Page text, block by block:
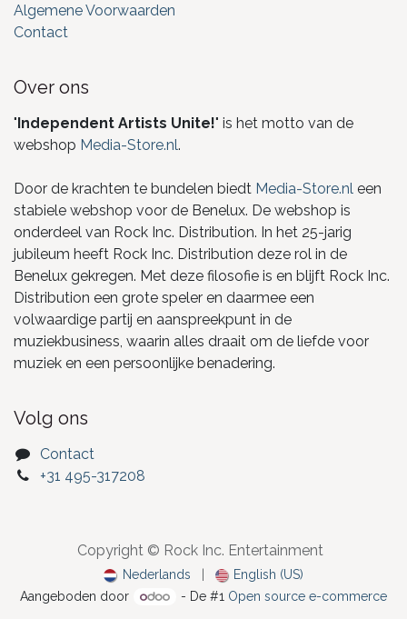
Algemene Voorwaarden
Contact
Over ons
"Independent Artists Unite!" is het motto van de
webshop Media-Store.nl.
Door de krachten te bundelen biedt Media-Store.nl een
stabiele webshop voor de Benelux. De webshop is
onderdeel van Rock Inc. Distribution. In het 25-jarig
jubileum heeft Rock Inc. Distribution deze rol in de
Benelux gekregen. Met deze filosofie is en blijft Rock Inc.
Distribution een grote speler en daarmee een
volwaardige partij en aanspreekpunt in de
muziekbusiness, waarin alles draait om de liefde voor
muziek en een persoonlijke benadering.
Volg ons
Contact
+31 495-317208
Copyright © Rock Inc. Entertainment
Nederlands
English (US)
Aangeboden door
- De #1 Open source e-commerce